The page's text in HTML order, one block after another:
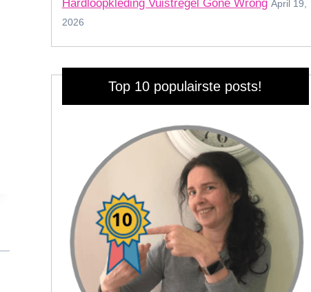
Hardloopkleding Vuistregel Gone Wrong April 19,
2026
Top 10 populairste posts!